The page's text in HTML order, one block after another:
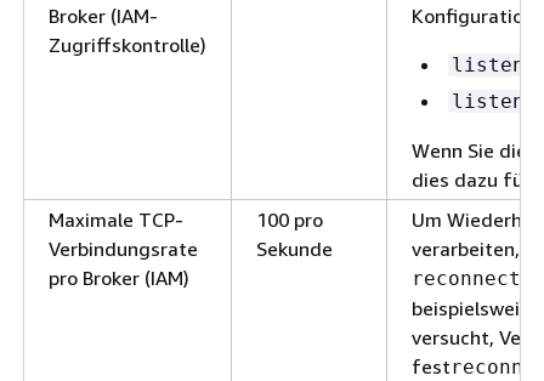
Broker (IAM-
Zugriffskontrolle)
Wenn Sie
dies dazu
Maximale TCP-
Verbindungsrate
pro Broker (IAM)
100 pro
Sekunde
Um
verarbeiten,
versucht,
fest